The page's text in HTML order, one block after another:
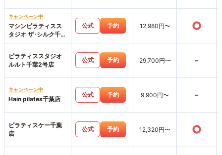
キャンペーン中
マシンピラティスス
タジオ ザ･シルク千葉
店
公式 予約 12,980円〜 ○
ピラティススタジオ
ルルト千葉2号店
公式 予約 29,700円〜 -
キャンペーン中
Hain pilates千葉店
公式 予約 9,900円〜 -
ピラティスケー千葉
店
公式 予約 12,320円〜 ○